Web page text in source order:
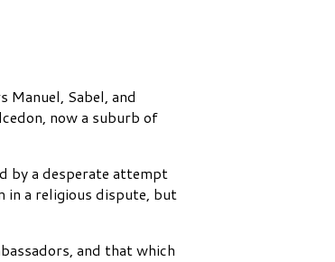
Sabel, and
now a suburb of
by a desperate attempt
in a religious dispute, but
and that which